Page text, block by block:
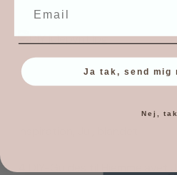
Ja tak, send mig
Nej, tak